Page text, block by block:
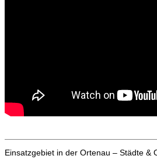
Einsatzgebiet in der Ortenau – Städte &